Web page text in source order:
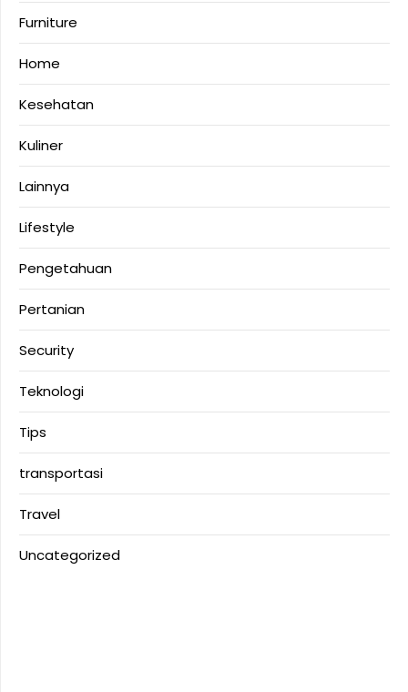
Furniture
Home
Kesehatan
Kuliner
Lainnya
Lifestyle
Pengetahuan
Pertanian
Security
Teknologi
Tips
transportasi
Travel
Uncategorized